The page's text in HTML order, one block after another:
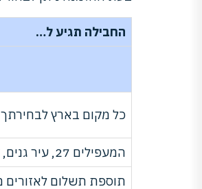
החבילה תגיע ל…
כל מקום בארץ לבחירתך
המעפילים 27, עיר גנים, קרית אתא
תוספת תשלום לאזורים